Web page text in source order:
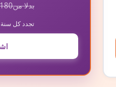
بدلا من180
تجدد كل سنة